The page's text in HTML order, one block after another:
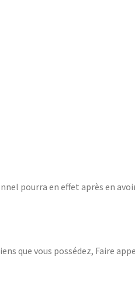
pourra en effet après en
que vous possédez, Faire